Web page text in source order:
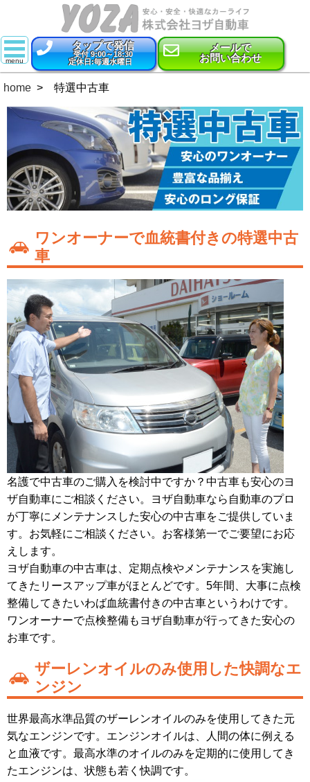
タップで発信
受付 9:00～18:30
定休日:毎週水曜日
メールで
お問い合わせ
スーパー乗るだけセット
新車
特選中古車
車検
点検・整備
鈑金・塗装
コーティング
保険
home 特選中古車
ワンオーナーで血統書付きの特選中古
車
名護で中古車のご購入を検討中ですか？中古車も安心のヨ
ザ自動車にご相談ください。ヨザ自動車なら自動車のプロ
が丁寧にメンテナンスした安心の中古車をご提供していま
す。お気軽にご相談ください。お客様第一でご要望にお応
えします。
ヨザ自動車の中古車は、定期点検やメンテナンスを実施し
てきたリースアップ車がほとんどです。5年間、大事に点検
整備してきたいわば血統書付きの中古車というわけです。
ワンオーナーで点検整備もヨザ自動車が行ってきた安心の
お車です。
ザーレンオイルのみ使用した快調なエ
ンジン
世界最高水準品質のザーレンオイルのみを使用してきた元
気なエンジンです。エンジンオイルは、人間の体に例える
と血液です。最高水準のオイルのみを定期的に使用してき
たエンジンは、状態も若く快調です。